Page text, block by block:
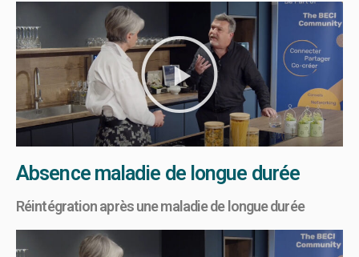
Absence maladie de longue durée
Réintégration après une maladie de longue durée